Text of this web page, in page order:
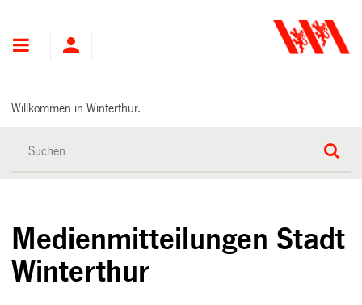
Hauptnavigation
Willkommen in Winterthur.
Medienmitteilungen Stadt
Winterthur